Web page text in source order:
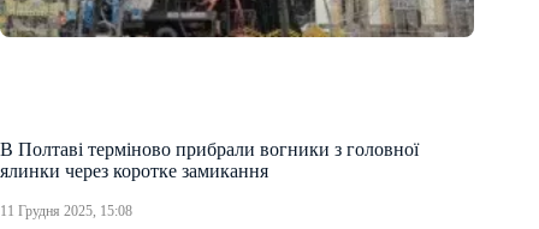
В Полтаві терміново прибрали вогники з головної
ялинки через коротке замикання
11 Грудня 2025, 15:08